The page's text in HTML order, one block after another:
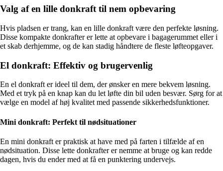
Valg af en lille donkraft til nem opbevaring
Hvis pladsen er trang, kan en lille donkraft være den perfekte løsning.
Disse kompakte donkrafter er lette at opbevare i bagagerummet eller i
et skab derhjemme, og de kan stadig håndtere de fleste løfteopgaver.
El donkraft: Effektiv og brugervenlig
En el donkraft er ideel til dem, der ønsker en mere bekvem løsning.
Med et tryk på en knap kan du let løfte din bil uden besvær. Sørg for at
vælge en model af høj kvalitet med passende sikkerhedsfunktioner.
Mini donkraft: Perfekt til nødsituationer
En mini donkraft er praktisk at have med på farten i tilfælde af en
nødsituation. Disse lette donkrafter er nemme at bruge og kan redde
dagen, hvis du ender med at få en punktering undervejs.